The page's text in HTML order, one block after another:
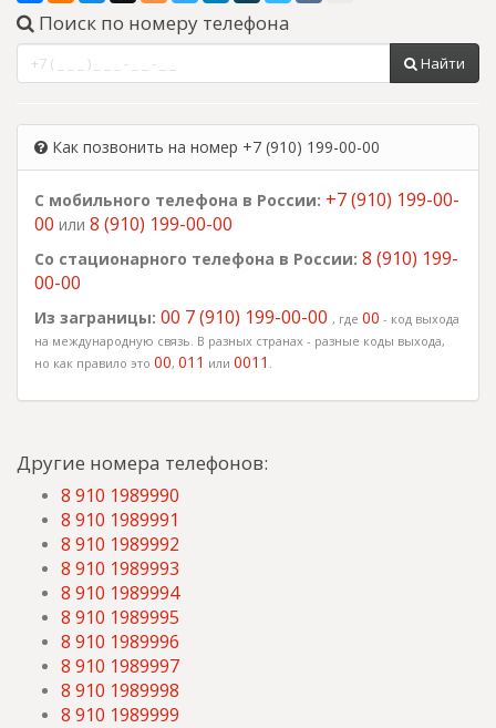
Поиск по номеру телефона
Найти
Как позвонить на номер +7 (910) 199-00-00
С мобильного телефона в России: +7 (910) 199-00-
00 или 8 (910) 199-00-00
Со стационарного телефона в России: 8 (910) 199-
00-00
Из заграницы: 00 7 (910) 199-00-00 , где 00 - код выхода
на международную связь. В разных странах - разные коды выхода,
но как правило это 00, 011 или 0011 .
Другие номера телефонов:
8 910 1989990
8 910 1989991
8 910 1989992
8 910 1989993
8 910 1989994
8 910 1989995
8 910 1989996
8 910 1989997
8 910 1989998
8 910 1989999